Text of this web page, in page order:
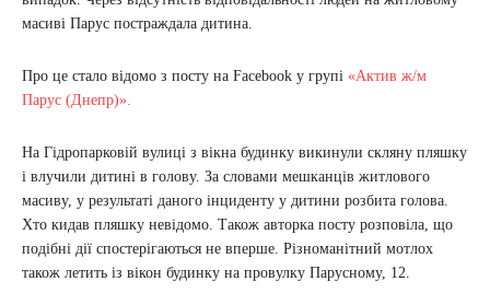
масиві Парус постраждала дитина.
Про це стало відомо з посту на Facebook у групі «Актив ж/м
Парус (Днепр)».
На Гідропарковій вулиці з вікна будинку викинули скляну пляшку
і влучили дитині в голову. За словами мешканців житлового
масиву, у результаті даного інциденту у дитини розбита голова.
Хто кидав пляшку невідомо. Також авторка посту розповіла, що
подібні дії спостерігаються не вперше. Різноманітний мотлох
також летить із вікон будинку на провулку Парусному, 12.